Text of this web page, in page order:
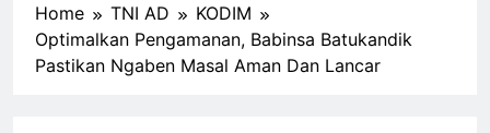
Home TNI AD
KODIM
Optimalkan Pengamanan, Babinsa Batukandik
Pastikan Ngaben Masal Aman Dan Lancar